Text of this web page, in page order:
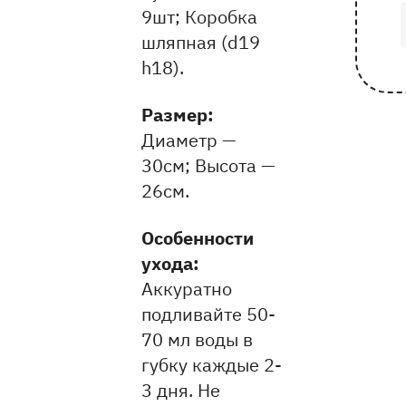
9шт; Коробка
шляпная (d19
h18).
Pазмер:
Диаметр —
30см Высота —
26см
Особенности
ухода:
Аккуратно
подливайте 50-
70 мл воды в
губку каждые 2-
3 дня. Не